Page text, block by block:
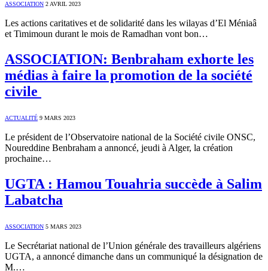
ASSOCIATION 2 AVRIL 2023
Les actions caritatives et de solidarité dans les wilayas d’El Méniaâ
et Timimoun durant le mois de Ramadhan vont bon…
ASSOCIATION: Benbraham exhorte les
médias à faire la promotion de la société
civile
ACTUALITÉ 9 MARS 2023
Le président de l’Observatoire national de la Société civile ONSC,
Noureddine Benbraham a annoncé, jeudi à Alger, la création
prochaine…
UGTA : Hamou Touahria succède à Salim
Labatcha
ASSOCIATION 5 MARS 2023
Le Secrétariat national de l’Union générale des travailleurs algériens
UGTA, a annoncé dimanche dans un communiqué la désignation de
M.…